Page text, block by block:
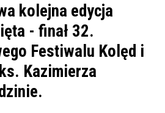
kolejna edycja
- finał 32.
Festiwalu Kolęd i
Kazimierza